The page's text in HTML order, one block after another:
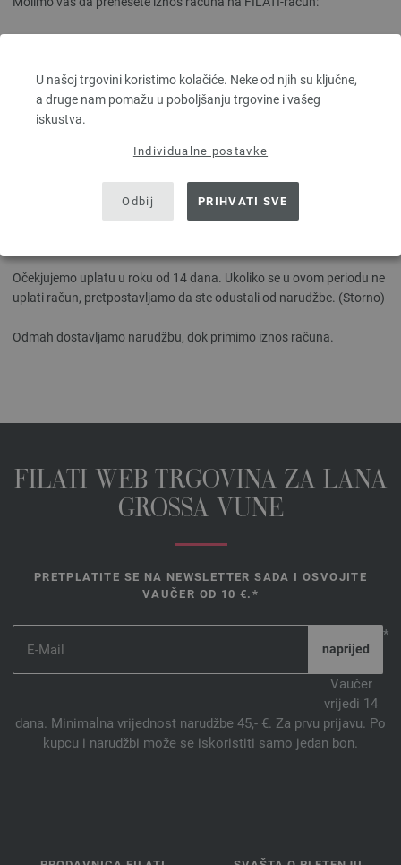
U našoj trgovini koristimo kolačiće. Neke od njih su ključne,
a druge nam pomažu u poboljšanju trgovine i vašeg
iskustva.
Individualne postavke
Odbij PRIHVATI SVE
Germany
IBAN: DE59 7406 4593 0000 0636 30
BIC: GENODEF1WSD
Bank: Raiffeisenbank Region Neufelden, Markt 17, 4113 St. Martin
im Muehlkreis, Austria
IBAN: AT71 3430 0000 0070 1904
Očekjujemo uplatu u roku od 14 dana. Ukoliko se u ovom periodu ne
uplati račun, pretpostavljamo da ste odustali od narudžbe. (Storno)
Odmah dostavljamo narudžbu, dok primimo iznos računa.
FILATI WEB TRGOVINA ZA LANA
GROSSA VUNE
PRETPLATITE SE NA NEWSLETTER SADA I OSVOJITE
VAUČER OD 10 €.*
*
Vaučer
vrijedi 14
dana. Minimalna vrijednost narudžbe 45,- €. Za prvu prijavu. Po
kupcu i narudžbi može se iskoristiti samo jedan bon.